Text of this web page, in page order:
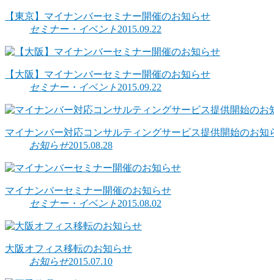
【東京】マイナンバーセミナー開催のお知らせ
セミナー・イベント 2015.09.22
【大阪】マイナンバーセミナー開催のお知らせ
セミナー・イベント 2015.09.22
マイナンバー対応コンサルティングサービス提供開始のお知
お知らせ2015.08.28
マイナンバーセミナー開催のお知らせ
セミナー・イベント 2015.08.02
大阪オフィス移転のお知らせ
お知らせ2015.07.10